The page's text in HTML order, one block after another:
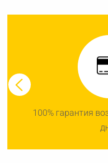
100% гарантия